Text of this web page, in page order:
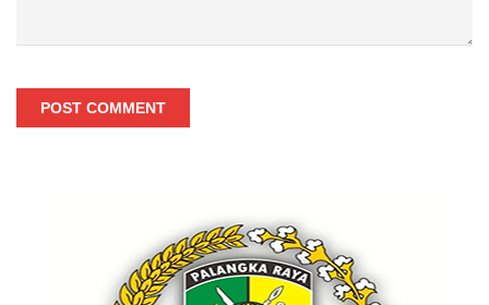
POST COMMENT